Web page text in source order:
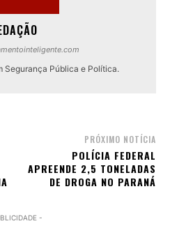
Segurança Pública e Política.
PRÓXIMO NOTÍCIA
POLÍCIA FEDERAL
APREENDE 2,5 TONELADAS
DE DROGA NO PARANÁ
-